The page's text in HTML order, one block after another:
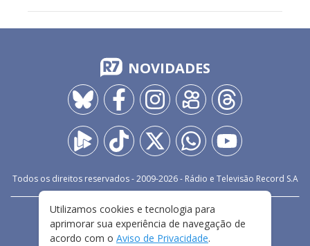
NOVIDADES
Todos os direitos reservados - 2009-2026- Rádio e Televisão Record S.A
FALE CONOSCO
PRIVACIDADE
TERMOS E CONDIÇÕES DE USO
Utilizamos cookies e tecnologia para
aprimorar sua experiência de navegação de
acordo com o Aviso de Privacidade.